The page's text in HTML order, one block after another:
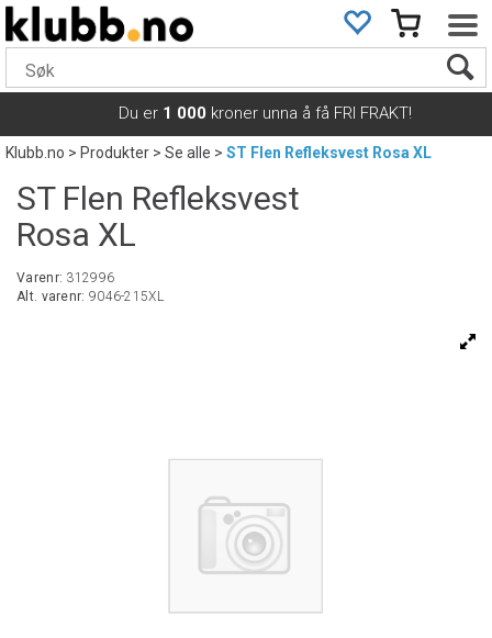
Du er 1 000 kroner unna å få FRI FRAKT!
Klubb.no>Produkter>Se alle>ST Flen Refleksvest Rosa XL
ST Flen Refleksvest
Rosa XL
Varenr: 312996
Alt. varenr: 9046-215XL